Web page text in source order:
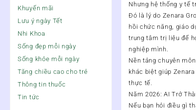
Khuyến mãi
Lưu ý ngày Tết
Nhi Khoa
Sống đẹp mỗi ngày
Sống khỏe mỗi ngày
Tăng chiều cao cho trẻ
Thông tin thuốc
Tin tức
Nhưng hệ thống y tế
Đó là lý do Zenara
hồi chức năng, giáo
trung tâm trị liệu để
nghiệp mình.
Nền tảng chuyên
khác biệt giúp
thực tế.
Năm 2026: AI Trở
Nếu bạn hỏi điều gì